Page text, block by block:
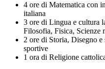
4 ore di Matematica con
italiana
3 ore di Lingua e cultura
Filosofia, Fisica, Scienze
2 ore di Storia, Disegno
sportive
1 ora di Religione